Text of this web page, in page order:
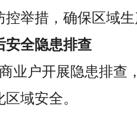
举措，确保区域生
安全隐患排查
业户开展隐患排查
域安全。